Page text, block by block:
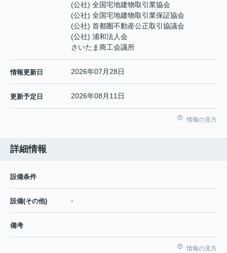
(公社) 全国宅地建物取引業協会
(公社) 全国宅地建物取引業保証協会
(公社) 首都圏不動産公正取引協議会
(公社) 浦和法人会
さいたま商工会議所
情報更新日 2026年07月28日
更新予定日 2026年08月11日
情報の見方
詳細情報
設備条件
設備(その他) -
備考
情報の見方